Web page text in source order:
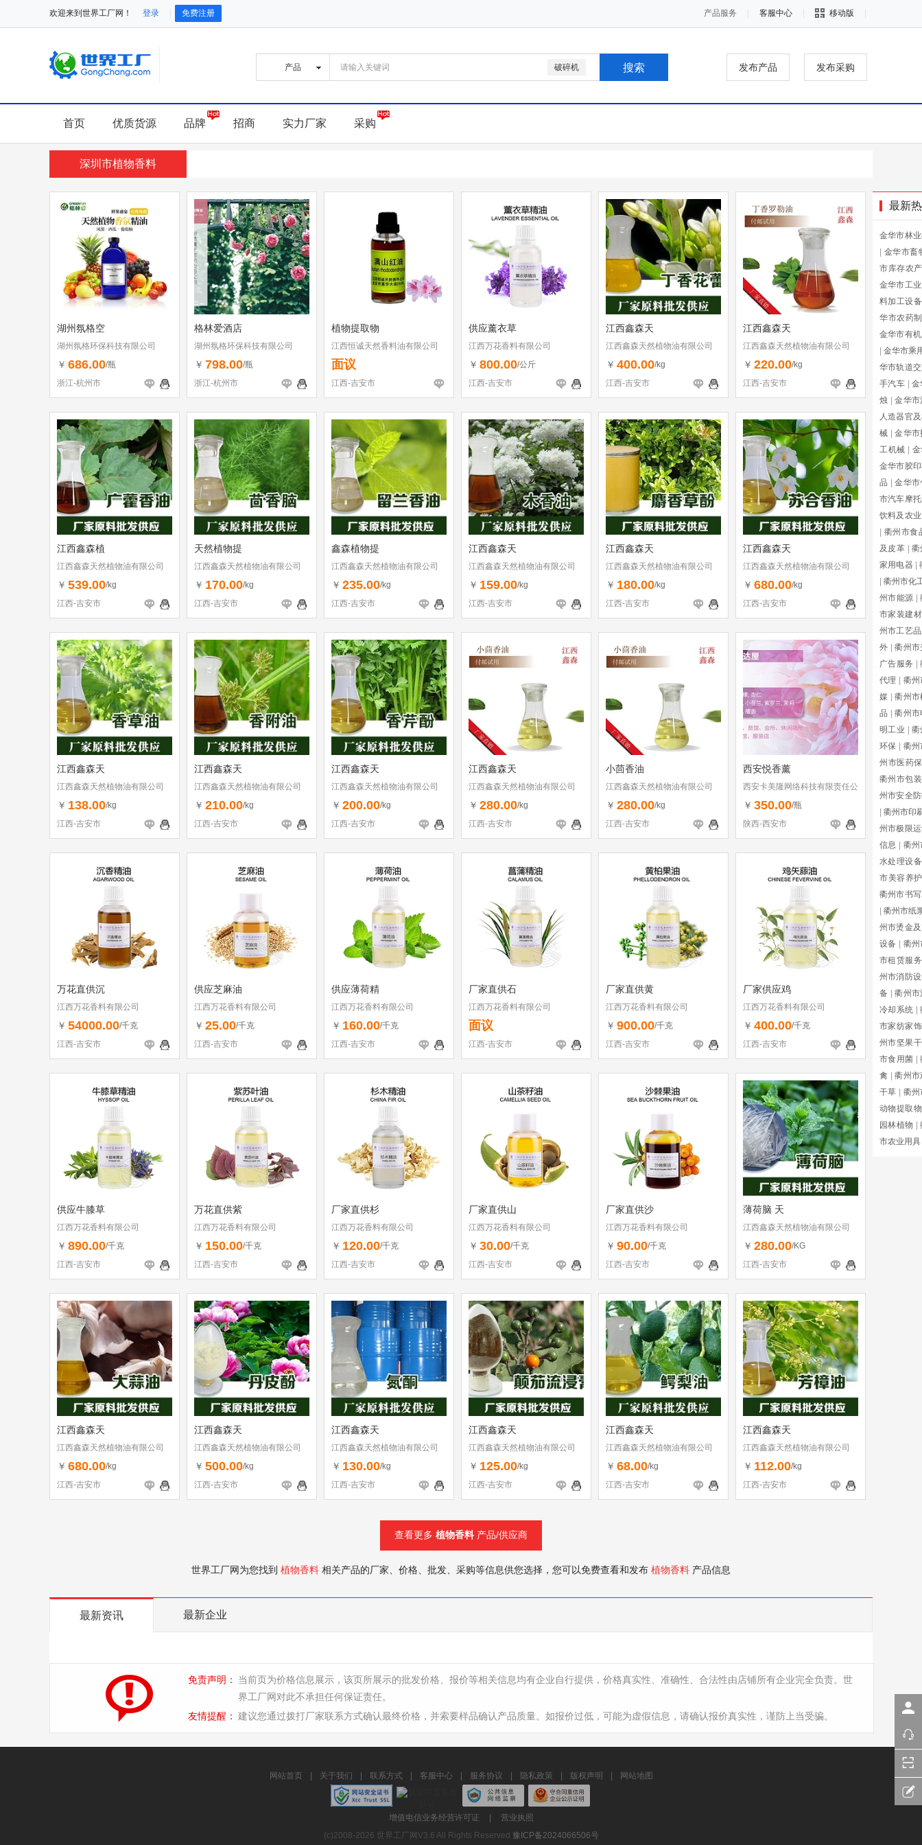
欢迎来到世界工厂网！ 登录 免费注册 产品服务 客服中心 移动版
破碎机 发布产品 发布采购
首页 优质货源 品牌 招商 实力厂家 采购
深圳市植物香料
湖州氛格空
湖州氛格环保科技有限公司
￥ 686.00/瓶
浙江-杭州市
格林爱酒店
湖州氛格环保科技有限公司
￥ 798.00/瓶
浙江-杭州市
植物提取物
江西恒诚天然香料油有限公司
面议
江西-吉安市
供应薰衣草
江西万花香料有限公司
￥ 800.00/公斤
江西-吉安市
江西鑫森天
江西鑫森天然植物油有限公司
￥ 400.00/kg
江西-吉安市
江西鑫森天
江西鑫森天然植物油有限公司
￥ 220.00/kg
江西-吉安市
江西鑫森植
江西鑫森天然植物油有限公司
￥ 539.00/kg
江西-吉安市
天然植物提
江西鑫森天然植物油有限公司
￥ 170.00/kg
江西-吉安市
鑫森植物提
江西鑫森天然植物油有限公司
￥ 235.00/kg
江西-吉安市
江西鑫森天
江西鑫森天然植物油有限公司
￥ 159.00/kg
江西-吉安市
江西鑫森天
江西鑫森天然植物油有限公司
￥ 180.00/kg
江西-吉安市
江西鑫森天
江西鑫森天然植物油有限公司
￥ 680.00/kg
江西-吉安市
江西鑫森天
江西鑫森天然植物油有限公司
￥ 138.00/kg
江西-吉安市
江西鑫森天
江西鑫森天然植物油有限公司
￥ 210.00/kg
江西-吉安市
江西鑫森天
江西鑫森天然植物油有限公司
￥ 200.00/kg
江西-吉安市
江西鑫森天
江西鑫森天然植物油有限公司
￥ 280.00/kg
江西-吉安市
小茴香油
江西鑫森天然植物油有限公司
￥ 280.00/kg
江西-吉安市
西安悦香薰
西安卡美隆网络科技有限责任公
司
￥ 350.00/瓶
陕西-西安市
万花直供沉
江西万花香料有限公司
￥ 54000.00/千克
江西-吉安市
供应芝麻油
江西万花香料有限公司
￥ 25.00/千克
江西-吉安市
供应薄荷精
江西万花香料有限公司
￥ 160.00/千克
江西-吉安市
厂家直供石
江西万花香料有限公司
面议
江西-吉安市
厂家直供黄
江西万花香料有限公司
￥ 900.00/千克
江西-吉安市
厂家供应鸡
江西万花香料有限公司
￥ 400.00/千克
江西-吉安市
供应牛膝草
江西万花香料有限公司
￥ 890.00/千克
江西-吉安市
万花直供紫
江西万花香料有限公司
￥ 150.00/千克
江西-吉安市
厂家直供杉
江西万花香料有限公司
￥ 120.00/千克
江西-吉安市
厂家直供山
江西万花香料有限公司
￥ 30.00/千克
江西-吉安市
厂家直供沙
江西万花香料有限公司
￥ 90.00/千克
江西-吉安市
薄荷脑 天
江西鑫森天然植物油有限公司
￥ 280.00/KG
江西-吉安市
江西鑫森天
江西鑫森天然植物油有限公司
￥ 680.00/kg
江西-吉安市
江西鑫森天
江西鑫森天然植物油有限公司
￥ 500.00/kg
江西-吉安市
江西鑫森天
江西鑫森天然植物油有限公司
￥ 130.00/kg
江西-吉安市
江西鑫森天
江西鑫森天然植物油有限公司
￥ 125.00/kg
江西-吉安市
江西鑫森天
江西鑫森天然植物油有限公司
￥ 68.00/kg
江西-吉安市
江西鑫森天
江西鑫森天然植物油有限公司
￥ 112.00/kg
江西-吉安市
查看更多 植物香料 产品/供应商
世界工厂网为您找到 植物香料 相关产品的厂家、价格、批发、采购等信息供您选择，您可以免费查看和发布 植物香料 产品信息
最新
金华市林
金华市畜
市库存农
金华市工
料加工设备
华市农药
金华市有
金华市乘
华市轨道
手汽车
金
烛
金华市
人造器官
械
金华市
工机械
金华市胶
品
金华市
市汽车摩
饮料及农
衢州市食
及皮革
衢
家用电器
衢州市化
州市能源
市家装建材
州市工艺
外
衢州市
广告服务
代理
衢州
媒
衢州市
品
衢州市
明工业
衢
环保
衢
州市医药
衢州市包装
州市安全
衢州市印
州市极限
信息
衢
水处理设备
市美容养护
衢州市书
衢州市纸
州市烫金
设备
衢
市租赁服务
州市消防
备
衢州市
冷却系统
市家纺家饰
州市坚果
市食用菌
禽
衢州市
干草
衢
动物提取物
园林植物
市农业用具
最新资讯 最新企业
免责声明：
当前页为价格信息展示，该页所展示的批发价格、报价等相关信息均有企业自行提供，价格真实性、准确性、合法性由店铺所有企业完全负责。世
界工厂网对此不承担任何保证责任。
友情提醒： 建议您通过拨打厂家联系方式确认最终价格，并索要样品确认产品质量。如报价过低，可能为虚假信息，请确认报价真实性，谨防上当受骗。
网站首页 关于我们 联系方式 客服中心 服务协议 隐私政策 版权声明 网站地图
增值电信业务经营许可证
营业执照
(c)2008-2026 世界工厂网V3.6 All Rights Reserved 豫ICP备2024066506号